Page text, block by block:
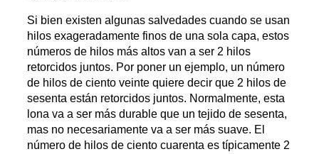
Si bien existen algunas salvedades cuando se usan
hilos exageradamente finos de una sola capa, estos
números de hilos más altos van a ser 2 hilos
retorcidos juntos. Por poner un ejemplo, un número
de hilos de ciento veinte quiere decir que 2 hilos de
sesenta están retorcidos juntos. Normalmente, esta
lona va a ser más durable que un tejido de sesenta,
mas no necesariamente va a ser más suave. El
número de hilos de ciento cuarenta es típicamente 2